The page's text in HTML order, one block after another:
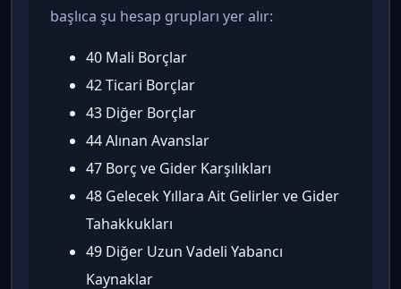
başlıca şu hesap grupları yer alır:
40 Mali Borçlar
42 Ticari Borçlar
43 Diğer Borçlar
44 Alınan Avanslar
47 Borç ve Gider Karşılıkları
48 Gelecek Yıllara Ait Gelirler ve Gider
Tahakkukları
49 Diğer Uzun Vadeli Yabancı
Kaynaklar